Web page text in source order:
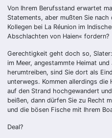
Von Ihrem Berufsstand erwartet
Statements, aber mußten Sie
Kollegen bei La Réunion im
Abschlachten von Haien« fordern?
Gerechtigkeit geht doch so,
im Meer, angestammte Heimat
herumtreiben, sind Sie dort als
unterwegs. Kommen allerdings die
auf den Strand hochgewandert
beißen, dann dürfen Sie zu Recht
und die bösen Fische mit Ihrem
Deal?